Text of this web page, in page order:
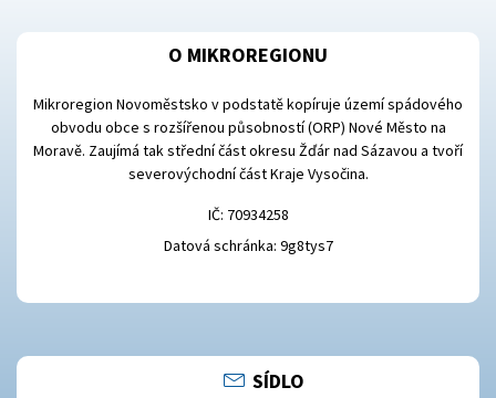
O MIKROREGIONU
Mikroregion Novoměstsko v podstatě kopíruje území spádového
obvodu obce s rozšířenou působností (ORP) Nové Město na
Moravě. Zaujímá tak střední část okresu Žďár nad Sázavou a tvoří
severovýchodní část Kraje Vysočina.
IČ: 70934258
Datová schránka: 9g8tys7
SÍDLO